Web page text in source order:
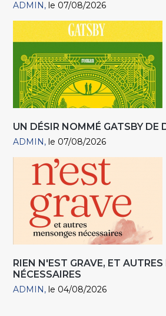
ADMIN le 07/08/2026
UN DÉSIR NOMMÉ GATSBY DE
ADMIN le 07/08/2026
RIEN N'EST GRAVE, ET
NÉCESSAIRES
ADMIN le 04/08/2026